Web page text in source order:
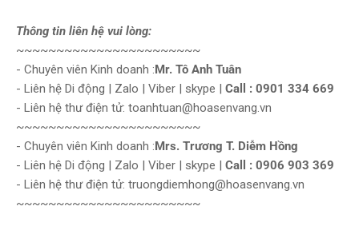
Thông tin liên hệ vui lòng:
~~~~~~~~~~~~~~~~~~~~~~~
- Chuyên viên Kinh doanh :Mr. Tô Anh Tuân
- Liên hệ Di động | Zalo | Viber | skype | Call : 0901 334 669
- Liên hệ thư điện tử: toanhtuan@hoasenvang.vn
~~~~~~~~~~~~~~~~~~~~~~~
- Chuyên viên Kinh doanh :Mrs. Trương T. Diễm Hồng
- Liên hệ Di động | Zalo | Viber | skype | Call : 0906 903 369
- Liên hệ thư điện tử: truongdiemhong@hoasenvang.vn
~~~~~~~~~~~~~~~~~~~~~~~